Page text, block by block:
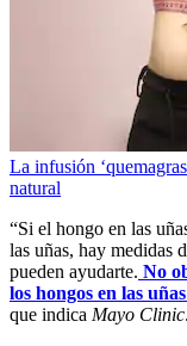
La infusión
natural
“Si el hongo en las
las uñas, hay medidas
pueden ayudarte. No
los hongos en las
que indica Mayo Clinic.